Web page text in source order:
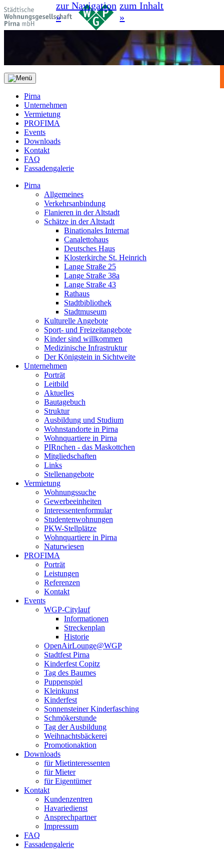
zur Navigation
»
zum Inhalt
»
Pirna
Unternehmen
Vermietung
PROFIMA
Events
Downloads
Kontakt
FAQ
Fassadengalerie
Pirna
Allgemeines
Verkehrsanbindung
Flanieren in der Altstadt
Schätze in der Altstadt
Binationales Internat
Canalettohaus
Deutsches Haus
Klosterkirche St. Heinrich
Lange Straße 25
Lange Straße 38a
Lange Straße 43
Rathaus
Stadtbibliothek
Stadtmuseum
Kulturelle Angebote
Sport- und Freizeitangebote
Kinder sind willkommen
Medizinische Infrastruktur
Der Königstein in Sichtweite
Unternehmen
Porträt
Leitbild
Aktuelles
Bautagebuch
Struktur
Ausbildung und Studium
Wohnstandorte in Pirna
Wohnquartiere in Pirna
PIRnchen - das Maskottchen
Mitgliedschaften
Links
Stellenangebote
Vermietung
Wohnungssuche
Gewerbeeinheiten
Interessentenformular
Studentenwohnungen
PKW-Stellplätze
Wohnquartiere in Pirna
Naturwiesen
PROFIMA
Porträt
Leistungen
Referenzen
Kontakt
Events
WGP-Citylauf
Informationen
Streckenplan
Historie
OpenAirLounge@WGP
Stadtfest Pirna
Kinderfest Copitz
Tag des Baumes
Puppenspiel
Kleinkunst
Kinderfest
Sonnensteiner Kinderfasching
Schmökerstunde
Tag der Ausbildung
Weihnachtsbäckerei
Promotionaktion
Downloads
für Mietinteressenten
für Mieter
für Eigentümer
Kontakt
Kundenzentren
Havariedienst
Ansprechpartner
Impressum
FAQ
Fassadengalerie